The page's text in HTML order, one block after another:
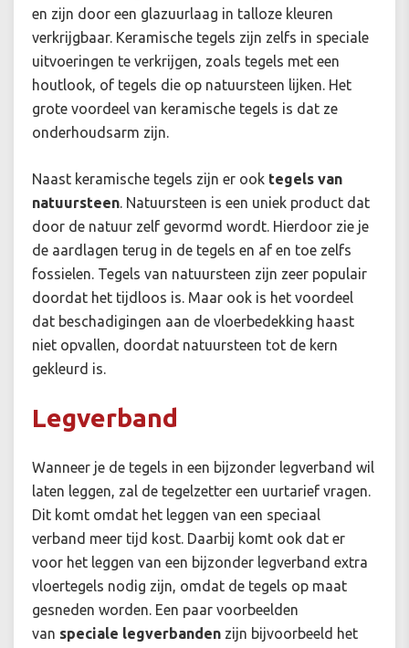
en zijn door een glazuurlaag in talloze kleuren
verkrijgbaar. Keramische tegels zijn zelfs in speciale
uitvoeringen te verkrijgen, zoals tegels met een
houtlook, of tegels die op natuursteen lijken. Het
grote voordeel van keramische tegels is dat ze
onderhoudsarm zijn.
Naast keramische tegels zijn er ook tegels van
natuursteen. Natuursteen is een uniek product dat
door de natuur zelf gevormd wordt. Hierdoor zie je
de aardlagen terug in de tegels en af en toe zelfs
fossielen. Tegels van natuursteen zijn zeer populair
doordat het tijdloos is. Maar ook is het voordeel
dat beschadigingen aan de vloerbedekking haast
niet opvallen, doordat natuursteen tot de kern
gekleurd is.
Legverband
Wanneer je de tegels in een bijzonder legverband wil
laten leggen, zal de tegelzetter een uurtarief vragen.
Dit komt omdat het leggen van een speciaal
verband meer tijd kost. Daarbij komt ook dat er
voor het leggen van een bijzonder legverband extra
vloertegels nodig zijn, omdat de tegels op maat
gesneden worden. Een paar voorbeelden
van speciale legverbanden zijn bijvoorbeeld het